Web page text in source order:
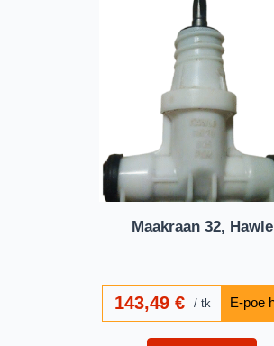
Maakraan 32, Hawle
143,49€ tk